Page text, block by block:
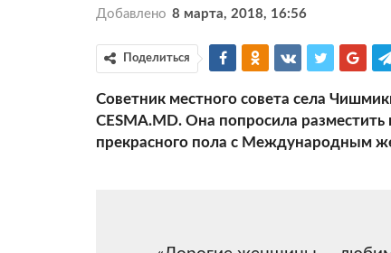
Добавлено 8 марта, 2018, 16:56
Поделиться
Советник местного совета села
CESMA.MD. Она попросила
прекрасного пола с Международным